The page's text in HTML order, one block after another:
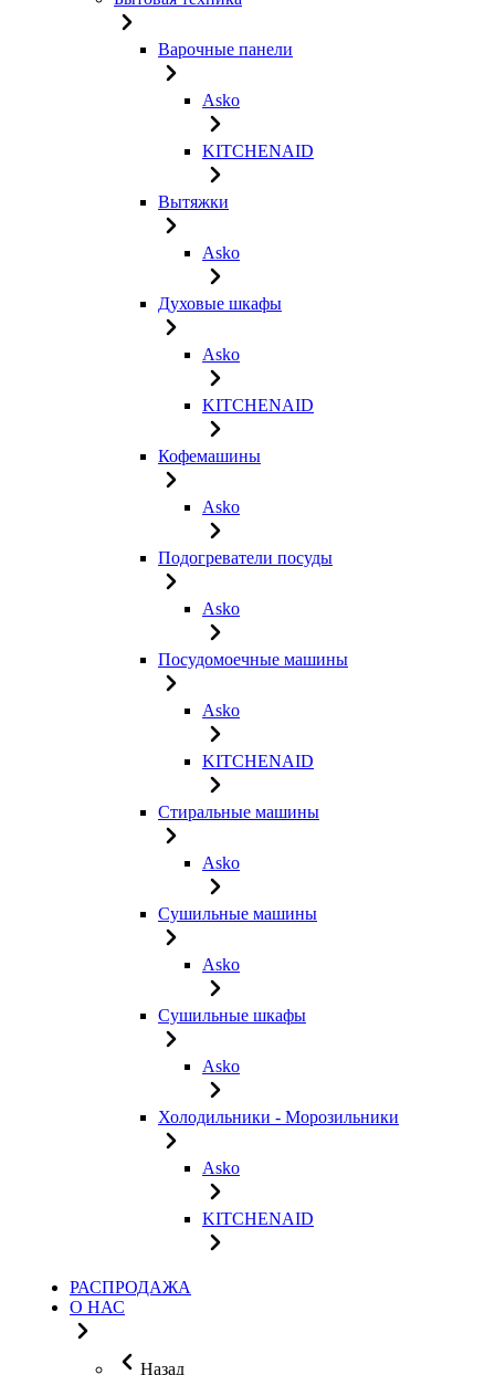
Варочные панели
Asko
KITCHENAID
Вытяжки
Asko
Духовые шкафы
Asko
KITCHENAID
Кофемашины
Asko
Подогреватели посуды
Asko
Посудомоечные машины
Asko
KITCHENAID
Стиральные машины
Asko
Сушильные машины
Asko
Сушильные шкафы
Asko
Холодильники - Морозильники
Asko
KITCHENAID
РАСПРОДАЖА
О НАС
Назад